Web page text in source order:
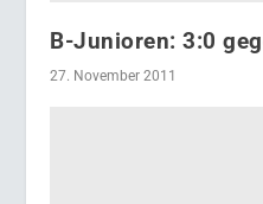
B-Junioren: 3:0
27. November 2011